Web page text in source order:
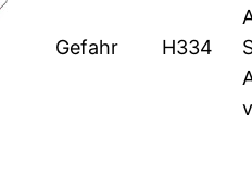
Gefahr H334